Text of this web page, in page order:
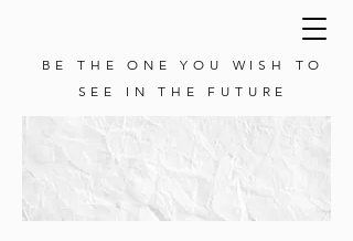
BE THE ONE YOU WISH TO
SEE IN THE FUTURE